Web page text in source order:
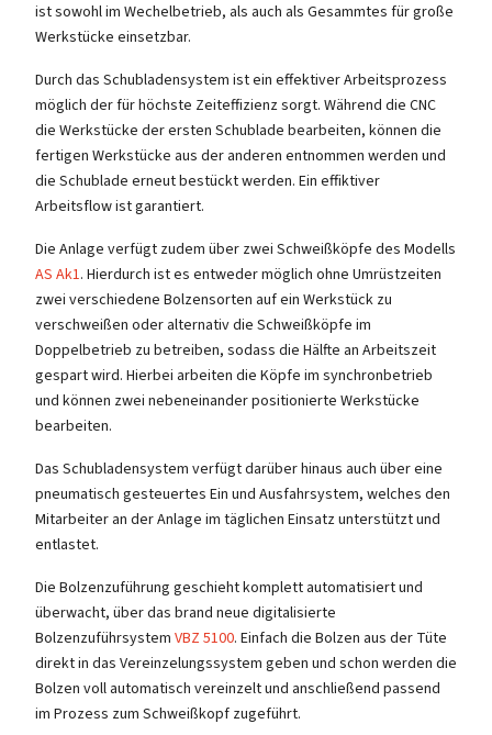
ist sowohl im Wechelbetrieb, als auch als Gesammtes für große
Werkstücke einsetzbar.
Durch das Schubladensystem ist ein effektiver Arbeitsprozess
möglich der für höchste Zeiteffizienz sorgt. Während die CNC
die Werkstücke der ersten Schublade bearbeiten, können die
fertigen Werkstücke aus der anderen entnommen werden und
die Schublade erneut bestückt werden. Ein effiktiver
Arbeitsflow ist garantiert.
Die Anlage verfügt zudem über zwei Schweißköpfe des Modells
AS Ak1. Hierdurch ist es entweder möglich ohne Umrüstzeiten
zwei verschiedene Bolzensorten auf ein Werkstück zu
verschweißen oder alternativ die Schweißköpfe im
Doppelbetrieb zu betreiben, sodass die Hälfte an Arbeitszeit
gespart wird. Hierbei arbeiten die Köpfe im synchronbetrieb
und können zwei nebeneinander positionierte Werkstücke
bearbeiten.
Das Schubladensystem verfügt darüber hinaus auch über eine
pneumatisch gesteuertes Ein und Ausfahrsystem, welches den
Mitarbeiter an der Anlage im täglichen Einsatz unterstützt und
entlastet.
Die Bolzenzuführung geschieht komplett automatisiert und
überwacht, über das brand neue digitalisierte
Bolzenzuführsystem VBZ 5100. Einfach die Bolzen aus der Tüte
direkt in das Vereinzelungssystem geben und schon werden die
Bolzen voll automatisch vereinzelt und anschließend passend
im Prozess zum Schweißkopf zugeführt.